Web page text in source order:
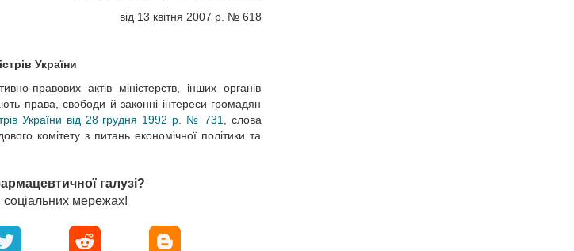
від 13 квітня 2007 р. № 618
України
правових актів міністерств, інших органів
права, свободи й законні інтереси громадян
України від 28 грудня 1992 р. № 731
, слова
комітету з питань економічної політики та
галузі?
мережах!